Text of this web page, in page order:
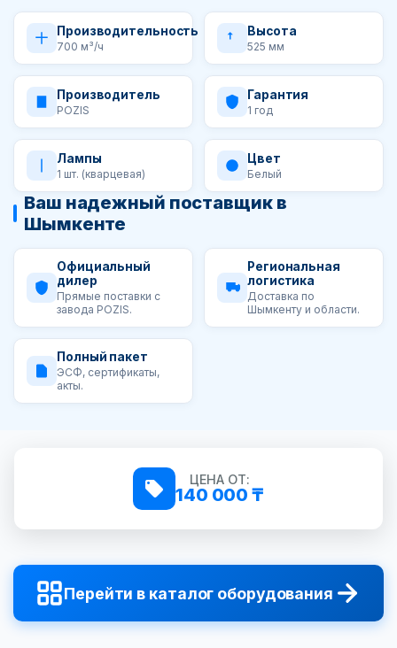
Производительность
700 м³/ч
Высота
525 мм
Производитель
POZIS
Гарантия
1 год
Лампы
1 шт. (кварцевая)
Цвет
Белый
Ваш надежный поставщик в
Шымкенте
Официальный
дилер
Прямые поставки с
завода POZIS.
Региональная
логистика
Доставка по
Шымкенту и области.
Полный пакет
ЭСФ, сертификаты,
акты.
ЦЕНА ОТ:
140 000 ₸
Перейти в каталог оборудования